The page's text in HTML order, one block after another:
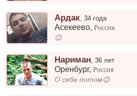
Ардак ,34 года
Асекеево,Россия
😉
Нариман ,36 лет
Оренбург,Россия
О себе потом😉